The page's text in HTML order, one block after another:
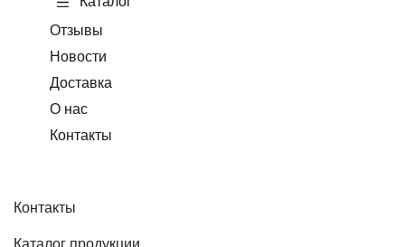
Отзывы
Новости
Доставка
О нас
Контакты
Контакты
Каталог продукции